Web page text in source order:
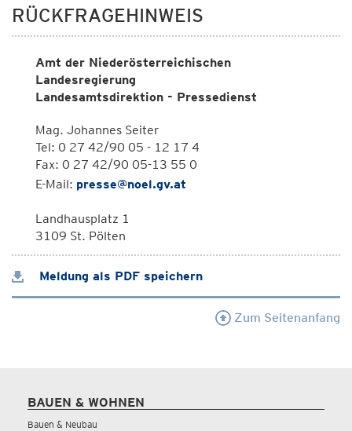
RÜCKFRAGEHINWEIS
Amt der Niederösterreichischen
Landesregierung
Landesamtsdirektion - Pressedienst
Mag. Johannes Seiter
Tel: 0 27 42/90 05 - 12 17 4
Fax: 0 27 42/90 05-13 55 0
E-Mail: presse@noel.gv.at
Landhausplatz 1
3109 St. Pölten
Meldung als PDF speichern
Zum Seitenanfang
BAUEN & WOHNEN
Bauen & Neubau